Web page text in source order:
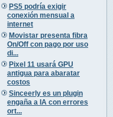
PS5 podría exigir
conexión mensual a
internet
Movistar presenta fibra
On/Off con pago por uso
di...
Pixel 11 usará GPU
antigua para abaratar
costos
Sinceerly es un plugin
engaña a IA con errores
ort...